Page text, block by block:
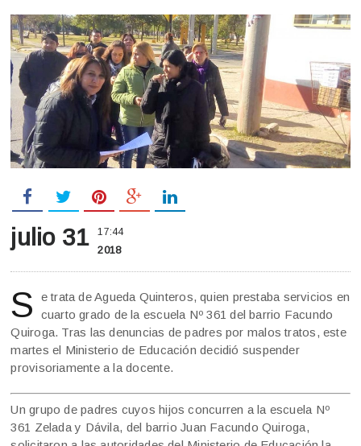
julio 31 17:44
2018
S
e trata de Agueda Quinteros, quien prestaba servicios en
cuarto grado de la escuela Nº 361 del barrio Facundo
Quiroga. Tras las denuncias de padres por malos tratos, este
martes el Ministerio de Educación decidió suspender
provisoriamente a la docente.
Un grupo de padres cuyos hijos concurren a la escuela Nº
361 Zelada y Dávila, del barrio Juan Facundo Quiroga,